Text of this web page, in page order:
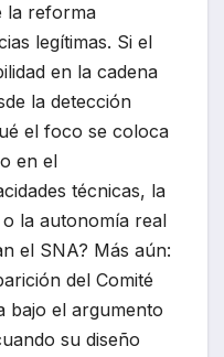
la reforma
legítimas. Si el
en la cadena
la detección
el foco se coloca
en el
técnicas, la
la autonomía real
el SNA? Más aún:
del Comité
bajo el argumento
su diseño